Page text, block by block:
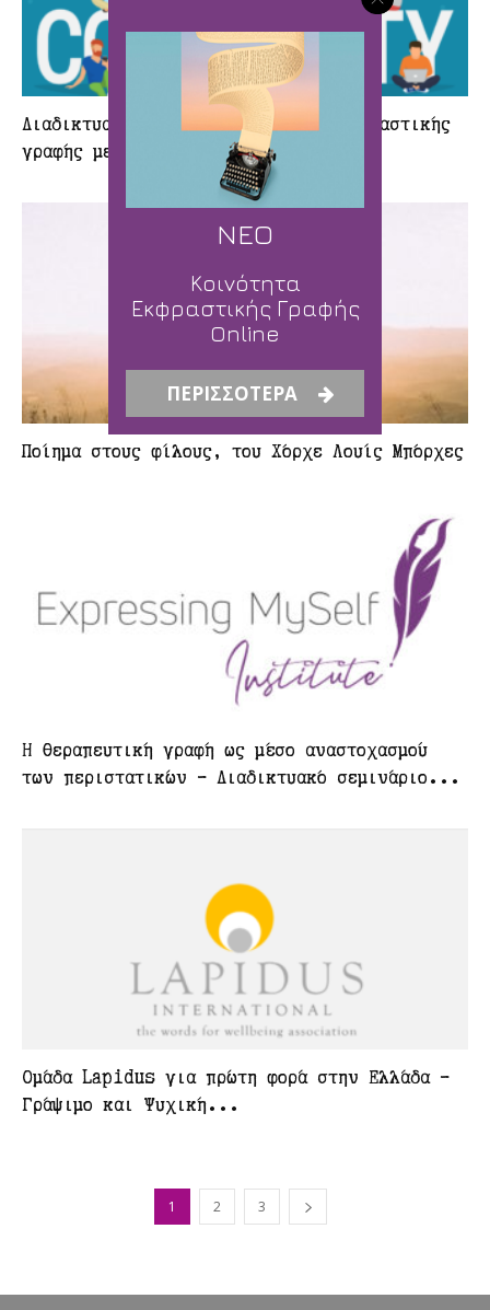
Διαδικτυακή (online) κοινότητα εκφραστικής
γραφής με συνεχή πρόσβαση
Ποίημα στους φίλους, του Χόρχε Λουίς Μπόρχες
Η θεραπευτική γραφή ως μέσο αναστοχασμού
των περιστατικών – Διαδικτυακό σεμινάριο...
Ομάδα Lapidus για πρώτη φορά στην Ελλάδα –
Γράψιμο και Ψυχική...
1 2 3
ΠΕΡΙΣΣΟΤΕΡΑ
ΝΕΟ
Κοινότητα
Εκφραστικής Γραφής
Online